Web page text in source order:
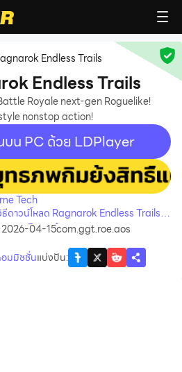
Endless Trails
Endless Trails
Royale next-gen Roguelike!
nonstop action!
บน PC ด้วย LDPlayer
Tech
ดาวน์โหลด Ragnarok Endless Trails
นคอมพิวเตอร์
2026-04-15com.ggt.roe.aos
มมิชชั่นแบ่งปัน: